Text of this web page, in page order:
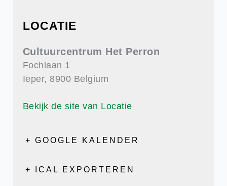
LOCATIE
Cultuurcentrum Het Perron
Fochlaan 1
Ieper, 8900 Belgium
Bekijk de site van Locatie
+ GOOGLE KALENDER
+ ICAL EXPORTEREN